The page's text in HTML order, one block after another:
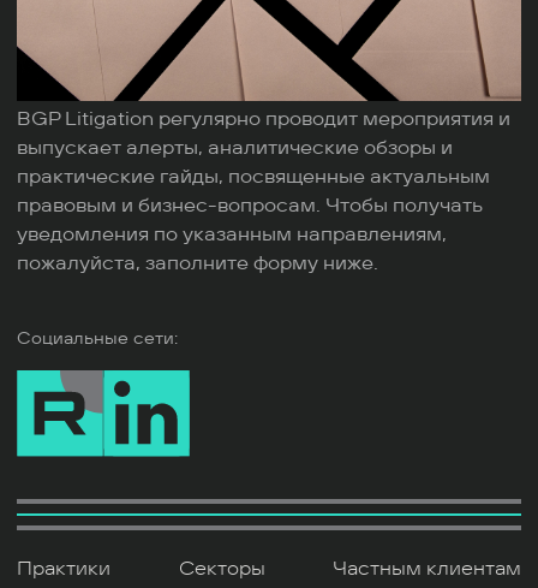
BGP Litigation регулярно проводит мероприятия и
выпускает алерты, аналитические обзоры и
практические гайды, посвященные актуальным
правовым и бизнес-вопросам. Чтобы получать
уведомления по указанным направлениям,
пожалуйста, заполните форму ниже.
Социальные сети:
Практики Секторы Частным клиентам